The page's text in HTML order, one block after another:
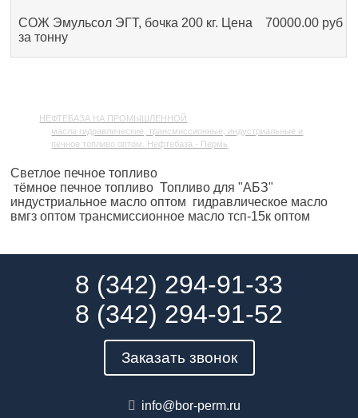
СОЖ Эмульсол ЭГТ, бочка 200 кг. Цена
за тонну
70000.00 руб
НЕФТЕБАЗА НА ПРОМЫШЛЕННОЙ
масла гидравлические, трансмиссионные, индустриальные и
печное топливо оптом. Нефтебаза - Пермь
Светлое печное топливо
тёмное печное топливо Топливо для "АБЗ"
индустриальное масло оптом гидравлическое масло
вмгз оптом трансмиссионное масло тсп-15к оптом
8 (342) 294-91-33
8 (342) 294-91-52
Заказать звонок
info@bor-perm.ru